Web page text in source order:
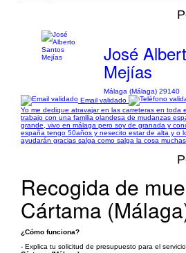
José
Mejías
Málaga (Málaga) 29140
Email validado
Yo me dedique atravajar en las carreteras en toda
trabajo con una familia olandesa de mudanzas
grande, vivo en málaga pero soy de granada y
españa tengo 50años y nesecito estar de alta y o
ayudarán gracias salga como salga la cosa
Recogida de
Cártama
¿Cómo funciona?
- Explica tu solicitud de presupuesto para el